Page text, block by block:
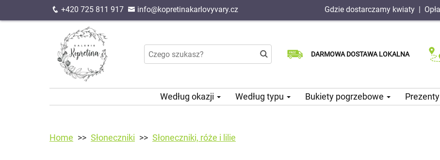
+420 725 811 917 info@kopretinakarlovyvary.cz Gdzie dostarczamy kwiaty |
DARMOWA DOSTAWA LOKALNA
Dostawa tego samego dnia
Wybierz datę dostawy
Według okazji Według typu Bukiety pogrzebowe
Home Słoneczniki Słoneczniki, róże i lilie